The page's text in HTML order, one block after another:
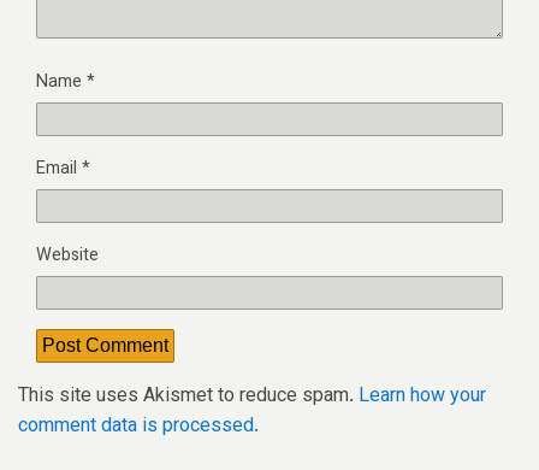
Name *
Email *
Website
This site uses Akismet to reduce spam. Learn how your
comment data is processed.